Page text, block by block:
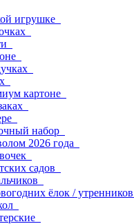
игрушке
картоне
набор
2026 года
садов
ёлок / утренников